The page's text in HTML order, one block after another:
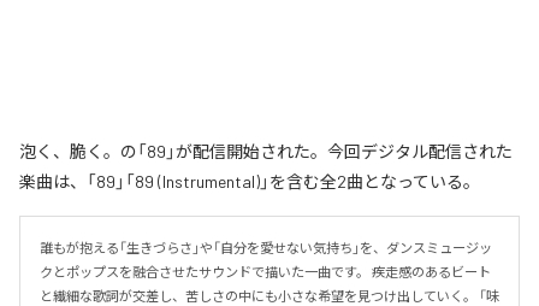
泡く、脆く。の「89」が配信開始された。今回デジタル配信された
楽曲は、「89」「89 (Instrumental)」を含む全2曲となっている。
誰もが抱える「生きづらさ」や「自分を愛せない気持ち」を、ダンスミュージッ
クとポップスを融合させたサウンドで描いた一曲です。 疾走感のあるビート
と繊細な歌詞が交差し、苦しさの中にも小さな希望を見つけ出していく。 「味